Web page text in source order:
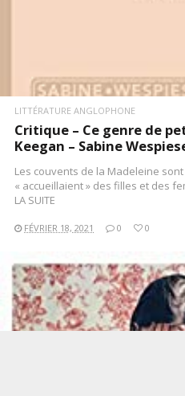
LITTÉRATURE ANGLOPHONE
Critique – Ce genre de
Keegan – Sabine
Les couvents de la Madeleine
« accueillaient » des filles et des
LA SUITE
FÉVRIER 18, 2021 0 0